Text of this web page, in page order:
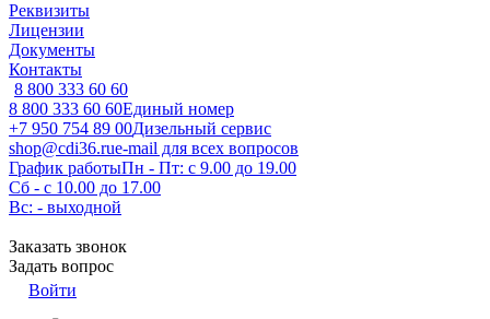
Реквизиты
Лицензии
Документы
Контакты
8 800 333 60 60
8 800 333 60 60Единый номер
+7 950 754 89 00Дизельный сервис
shop@cdi36.rue-mail для всех вопросов
График работыПн - Пт: с 9.00 до 19.00
Сб - с 10.00 до 17.00
Вс: - выходной
Заказать звонок
Задать вопрос
Войти